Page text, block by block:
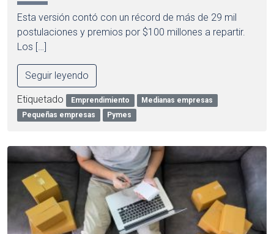
Esta versión contó con un récord de más de 29 mil
postulaciones y premios por $100 millones a repartir.
Los […]
Seguir leyendo
Etiquetado Emprendimiento
Medianas empresas
Pequeñas empresas
Pymes